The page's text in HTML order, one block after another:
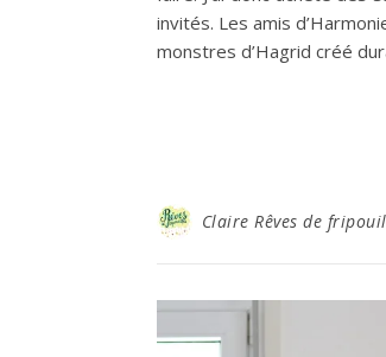
invités. Les amis
monstres d’Hagrid créé
Claire Rêves de